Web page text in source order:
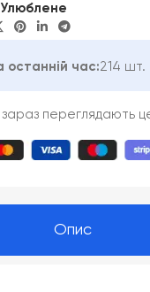
Улюблене
останній час:214 шт.
зараз переглядають
Опис